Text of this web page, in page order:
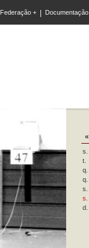
Federação + Documentação
«
s.
t.
q.
q.
s.
s.
d.